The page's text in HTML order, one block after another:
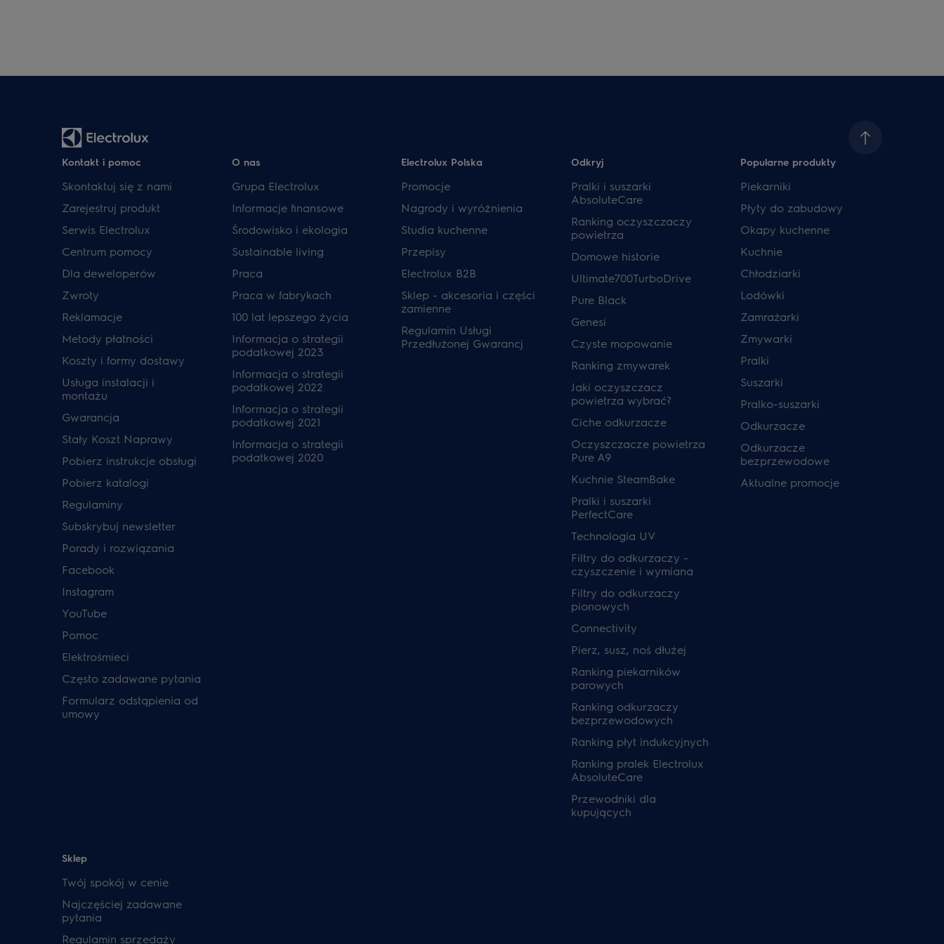
Kontakt i pomoc
Skontaktuj się z nami
Zarejestruj produkt
Serwis Electrolux
Centrum pomocy
Dla deweloperów
Zwroty
Reklamacje
Metody płatności
Koszty i formy dostawy
Usługa instalacji i
montażu
Gwarancja
Stały Koszt Naprawy
Pobierz instrukcje obsługi
Pobierz katalogi
Regulaminy
Subskrybuj newsletter
Porady i rozwiązania
Facebook
Instagram
YouTube
Pomoc
Elektrośmieci
Często zadawane pytania
Formularz odstąpienia od
umowy
O nas
Grupa Electrolux
Informacje finansowe
Środowisko i ekologia
Sustainable living
Praca
Praca w fabrykach
100 lat lepszego życia
Informacja o strategii
podatkowej 2023
Informacja o strategii
podatkowej 2022
Informacja o strategii
podatkowej 2021
Informacja o strategii
podatkowej 2020
Electrolux Polska
Promocje
Nagrody i wyróżnienia
Studia kuchenne
Przepisy
Electrolux B2B
Sklep - akcesoria i części
zamienne
Regulamin Usługi
Przedłużonej Gwarancj
Odkryj
Pralki i suszarki
AbsoluteCare
Ranking oczyszczaczy
powietrza
Domowe historie
Ultimate700TurboDrive
Pure Black
Genesi
Czyste mopowanie
Ranking zmywarek
Jaki oczyszczacz
powietrza wybrać?
Ciche odkurzacze
Oczyszczacze powietrza
Pure A9
Kuchnie SteamBake
Pralki i suszarki
PerfectCare
Technologia UV
Filtry do odkurzaczy -
czyszczenie i wymiana
Filtry do odkurzaczy
pionowych
Connectivity
Pierz, susz, noś dłużej
Ranking piekarników
parowych
Ranking odkurzaczy
bezprzewodowych
Ranking płyt indukcyjnych
Ranking pralek Electrolux
AbsoluteCare
Przewodniki dla
kupujących
Popularne produkty
Piekarniki
Płyty do zabudowy
Okapy kuchenne
Kuchnie
Chłodziarki
Lodówki
Zamrażarki
Zmywarki
Pralki
Suszarki
Pralko-suszarki
Odkurzacze
Odkurzacze
bezprzewodowe
Aktualne promocje
Sklep
Twój spokój w cenie
Najczęściej zadawane
pytania
Regulamin sprzedaży